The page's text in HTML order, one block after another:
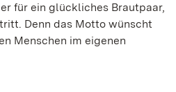
für ein glückliches Brautpaar,
Denn das Motto wünscht
Menschen im eigenen